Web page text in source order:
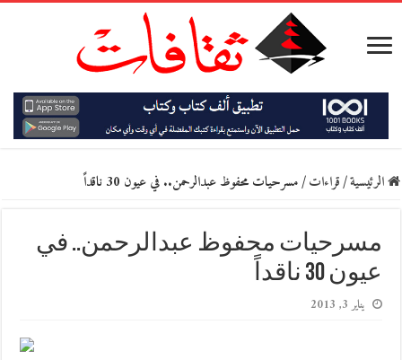
الرئيسية/قراءات/مسرحيات محفوظ عبدالرحمن.. في عيون ‬30 ناقداً
مسرحيات محفوظ عبدالرحمن.. في
عيون ‬30 ناقداً
يناير 3, 2013